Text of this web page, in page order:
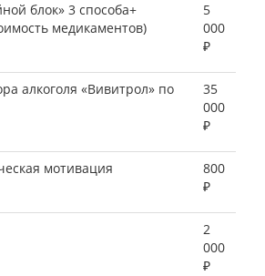
блок» 3 способа+
медикаментов)
5
000
₽
алкоголя «Вивитрол» по
35
000
₽
мотивация
800
₽
2
000
₽